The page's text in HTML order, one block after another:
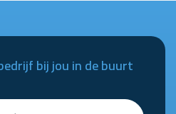
bij jou in de buurt